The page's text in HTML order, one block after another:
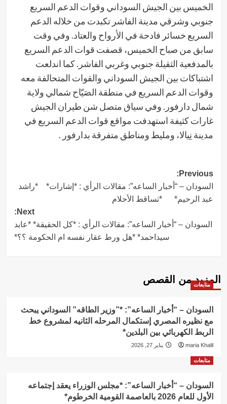
الخميس بين الجيش السوداني وقوات الدعم السريع
جنوبي وشرقي مدينة الفاشر تكبدت من خلاله الدعم
السريع خسائر فادحة في الأرواح والعتاد. وفي وقت
سابق من صباح الخميس، قصفت قوات الدعم السريع
بالمدفعية الثقيلة جنوبي وغربي الفاشر. كما اندلعت
اشتباكات بين الجيش السوداني والقوات المتحالفة معه
وقوات الدعم السريع في منطقة الصَيّاح شمالي ولاية
شمال دارفور. وفي سياق متصل شن طيران الجيش
غارات كثيفة استهدفت مواقع قوات الدعم السريع في
مدينة نِيالا، ومليط ومناطق متفرقة بدارفور .
Post
navigation
Previous:
السودان – “أخبار الساعه”: مقالات الرأي : *إشارات* *راشد
عبد الرحيم* *تساقط الأحلام
Next:
السودان – “أخبار الساعه”: مقالات الرأي : *كل الحقيقة* *عابد
سيداحمد* *هل ورط عقار نفسه ام الحكومة ؟؟*
المزيد من القصص
متابعات
السودان – “أخبار الساعه”: *”وزير الطاقه” السوداني يبحث
مع نظيره المصري إستكمال المرحله الثانيه لمشروع خط
الربط الكهربائي بين البلدين*
maria Khalil يناير 27, 2026
متابعات
السودان – “أخبار الساعه”: *مجلس الوزراء يعقد إجتماعه
الأول للعام 2026 بالعاصمة القومية الخرطوم*